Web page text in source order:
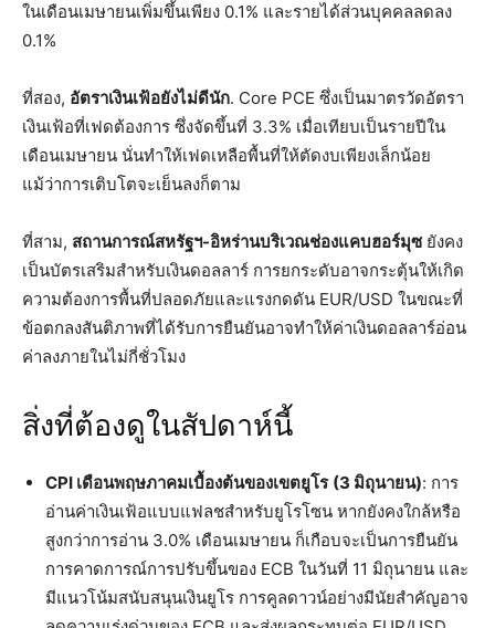
ในเดือนเมษายนเพิ่มขึ้นเพียง 0.1% และรายได้ส่วนบุคคลลดลง
0.1%
ที่สอง, อัตราเงินเฟ้อยังไม่ดีนัก. Core PCE ซึ่งเป็นมาตรวัดอัตรา
เงินเฟ้อที่เฟดต้องการ ซึ่งจัดขึ้นที่ 3.3% เมื่อเทียบเป็นรายปีใน
เดือนเมษายน นั่นทำให้เฟดเหลือพื้นที่ให้ตัดงบเพียงเล็กน้อย
แม้ว่าการเติบโตจะเย็นลงก็ตาม
ที่สาม, สถานการณ์สหรัฐฯ-อิหร่านบริเวณช่องแคบฮอร์มุซยังคง
เป็นบัตรเสริมสำหรับเงินดอลลาร์ การยกระดับอาจกระตุ้นให้เกิด
ความต้องการพื้นที่ปลอดภัยและแรงกดดัน EUR/USD ในขณะที่
ข้อตกลงสันติภาพที่ได้รับการยืนยันอาจทำให้ค่าเงินดอลลาร์อ่อน
ค่าลงภายในไม่กี่ชั่วโมง
สิ่งที่ต้องดูในสัปดาห์นี้
CPI เดือนพฤษภาคมเบื้องต้นของเขตยูโร (3 มิถุนายน): การ
อ่านค่าเงินเฟ้อแบบแฟลชสำหรับยูโรโซน หากยังคงใกล้หรือ
สูงกว่าการอ่าน 3.0% เดือนเมษายน ก็เกือบจะเป็นการยืนยัน
การคาดการณ์การปรับขึ้นของ ECB ในวันที่ 11 มิถุนายน และ
มีแนวโน้มสนับสนุนเงินยูโร การคูลดาวน์อย่างมีนัยสำคัญอาจ